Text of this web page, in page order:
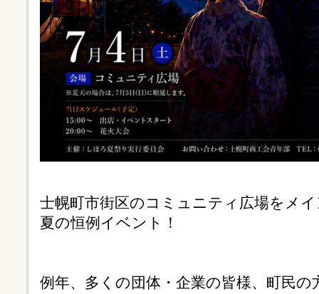
士幌町市街区のコミュニティ広場をメ
夏の恒例イベント！
例年、多くの団体・企業の皆様、町民